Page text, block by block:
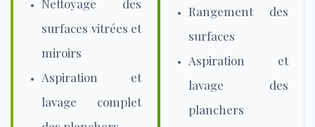
Nettoyage des
surfaces vitrées et
miroirs
Aspiration et
lavage complet
Rangement des
surfaces
Aspiration et
lavage des
planchers